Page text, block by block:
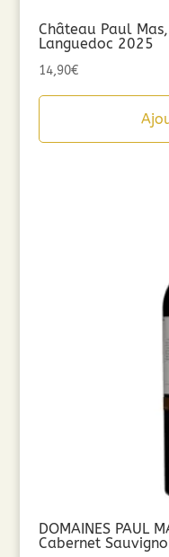
Château Paul
Languedoc 2025
14,90€
DOMAINES PAUL
Cabernet